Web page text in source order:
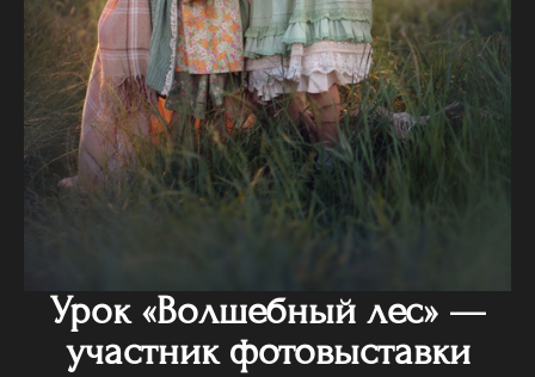
Урок «Волшебный лес» —
участник фотовыставки